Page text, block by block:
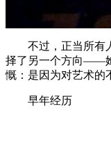
不过，正当所有
择了另一个方向——
慨：是因为对艺术的
早年经历